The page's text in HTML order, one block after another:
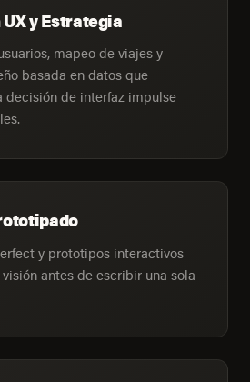
y Estrategia
mapeo de viajes y
basada en datos que
decisión de interfaz impulse
y prototipos interactivos
antes de escribir una sola